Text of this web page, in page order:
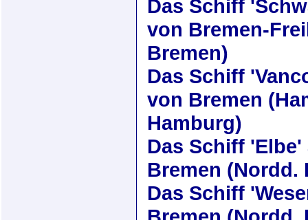
Das Schiff
von Bremen-
Bremen)
Das Schiff
von Bremen
Hamburg)
Das Schiff 'Elbe'
Bremen (Nordd.
Das Schiff